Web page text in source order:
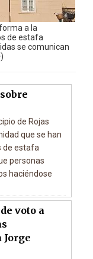
a la
de estafa
se comunican
de Rojas
que se han
de estafa
personas
haciéndose
voto a